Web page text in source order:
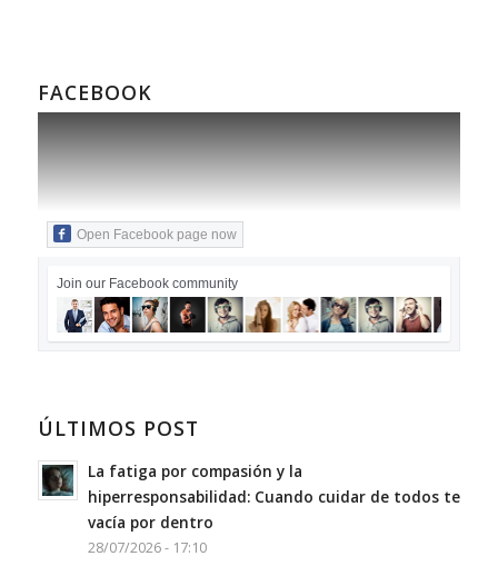
FACEBOOK
Open Facebook page now
Join our Facebook community
ÚLTIMOS POST
La fatiga por compasión y la
hiperresponsabilidad: Cuando cuidar de todos te
vacía por dentro
28/07/2026 - 17:10